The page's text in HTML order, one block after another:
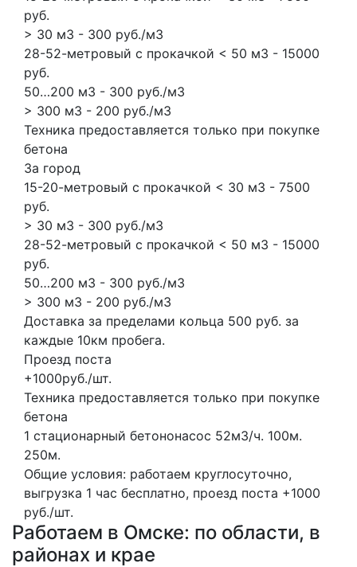
руб.
> 30 м3 - 300 руб./м3
28-52-метровый с прокачкой < 50 м3 - 15000
руб.
50…200 м3 - 300 руб./м3
> 300 м3 - 200 руб./м3
Техника предоставляется только при покупке
бетона
За город
15-20-метровый с прокачкой < 30 м3 - 7500
руб.
> 30 м3 - 300 руб./м3
28-52-метровый с прокачкой < 50 м3 - 15000
руб.
50…200 м3 - 300 руб./м3
> 300 м3 - 200 руб./м3
Доставка за пределами кольца 500 руб. за
каждые 10км пробега.
Проезд поста
+1000руб./шт.
Техника предоставляется только при покупке
бетона
1 стационарный бетононасос 52м3/ч. 100м.
250м.
Общие условия: работаем круглосуточно,
выгрузка 1 час бесплатно, проезд поста +1000
руб./шт.
Работаем в Омске: по области, в
районах и крае